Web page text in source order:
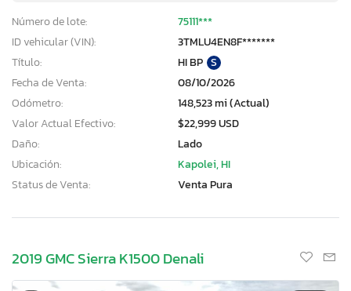
Número de lote:
75111***
ID vehicular (VIN):
3TMLU4EN8F*******
Título:
HI BP S
Fecha de Venta:
08/10/2026
Odómetro:
148,523 mi (Actual)
Valor Actual Efectivo:
$22,999 USD
Daño:
Lado
Ubicación:
Kapolei, HI
Status de Venta:
Venta Pura
2019 GMC Sierra K1500 Denali